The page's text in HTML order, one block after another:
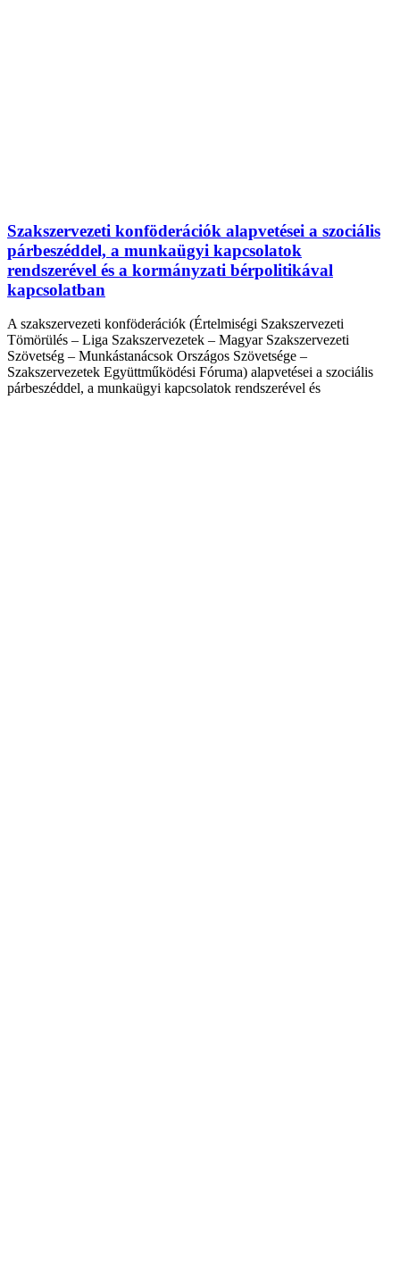
Szakszervezeti konföderációk alapvetései a szociális
párbeszéddel, a munkaügyi kapcsolatok
rendszerével és a kormányzati bérpolitikával
kapcsolatban
A szakszervezeti konföderációk (Értelmiségi Szakszervezeti
Tömörülés – Liga Szakszervezetek – Magyar Szakszervezeti
Szövetség – Munkástanácsok Országos Szövetsége –
Szakszervezetek Együttműködési Fóruma) alapvetései a szociális
párbeszéddel, a munkaügyi kapcsolatok rendszerével és